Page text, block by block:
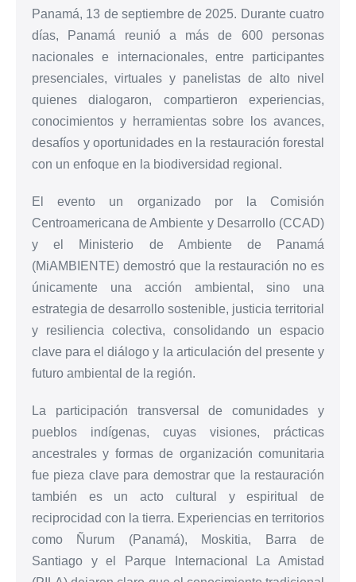
Panamá, 13 de septiembre de 2025. Durante cuatro
días, Panamá reunió a más de 600 personas
nacionales e internacionales, entre participantes
presenciales, virtuales y panelistas de alto nivel
quienes dialogaron, compartieron experiencias,
conocimientos y herramientas sobre los avances,
desafíos y oportunidades en la restauración forestal
con un enfoque en la biodiversidad regional.
El evento un organizado por la Comisión
Centroamericana de Ambiente y Desarrollo (CCAD)
y el Ministerio de Ambiente de Panamá
(MiAMBIENTE) demostró que la restauración no es
únicamente una acción ambiental, sino una
estrategia de desarrollo sostenible, justicia territorial
y resiliencia colectiva, consolidando un espacio
clave para el diálogo y la articulación del presente y
futuro ambiental de la región.
La participación transversal de comunidades y
pueblos indígenas, cuyas visiones, prácticas
ancestrales y formas de organización comunitaria
fue pieza clave para demostrar que la restauración
también es un acto cultural y espiritual de
reciprocidad con la tierra. Experiencias en territorios
como Ñurum (Panamá), Moskitia, Barra de
Santiago y el Parque Internacional La Amistad